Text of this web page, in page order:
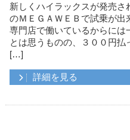
新しくハイラックスが発売
のＭＥＧＡＷＥＢで試乗が
専門店で働いているからには
とは思うものの、３００円払
[…]
詳細を見る